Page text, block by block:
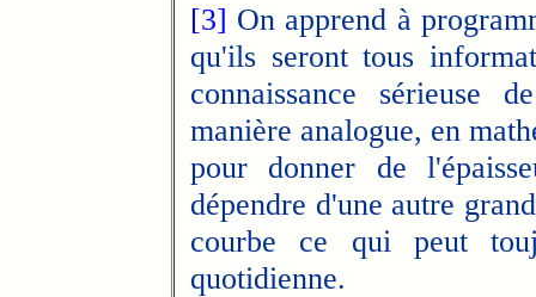
[3] On apprend à
qu'ils seront tous
connaissance sérieuse
manière analogue, en
pour donner de
dépendre d'une autre
courbe ce qui peut
quotidienne.